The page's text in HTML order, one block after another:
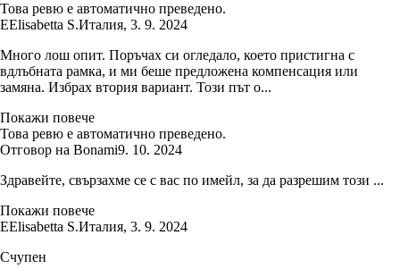
Това ревю е автоматично преведено.
EElisabetta S.Италия, 3. 9. 2024
Много лош опит. Поръчах си огледало, което пристигна с
вдлъбната рамка, и ми беше предложена компенсация или
замяна. Избрах втория вариант. Този път о...
Покажи повече
Това ревю е автоматично преведено.
Отговор на Bonami9. 10. 2024
Здравейте, свързахме се с вас по имейл, за да разрешим този ...
Покажи повече
EElisabetta S.Италия, 3. 9. 2024
Счупен